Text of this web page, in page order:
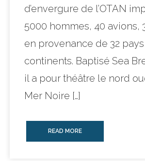
d’envergure de l’OTAN
5000 hommes, 40 avions,
en provenance de 32
continents. Baptisé Sea
il a pour théâtre le nord
Mer Noire […]
READ MORE